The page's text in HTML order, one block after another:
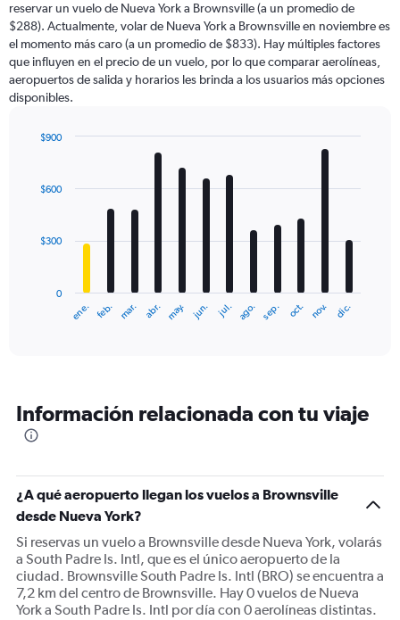
reservar un vuelo de Nueva York a Brownsville (a un promedio de
$288). Actualmente, volar de Nueva York a Brownsville en noviembre es
el momento más caro (a un promedio de $833). Hay múltiples factores
que influyen en el precio de un vuelo, por lo que comparar aerolíneas,
aeropuertos de salida y horarios les brinda a los usuarios más opciones
disponibles.
with
12
The
categories.
The
Y
axis
values.
Range:
0
to
ene. feb. mar. abr. may. jun. jul. ago. sep. oct. nov. dic.
0
$300
$600
$900
Información relacionada con tu viaje
¿A qué aeropuerto llegan los vuelos a Brownsville
desde Nueva York?
Si reservas un vuelo a Brownsville desde Nueva York, volarás
a South Padre Is. Intl, que es el único aeropuerto de la
ciudad. Brownsville South Padre Is. Intl (BRO) se encuentra a
7,2 km del centro de Brownsville. Hay 0 vuelos de Nueva
York a South Padre Is. Intl por día con 0 aerolíneas distintas.